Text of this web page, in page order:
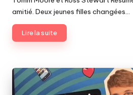
amitié. Deux jeunes filles changées…
Lire la suite